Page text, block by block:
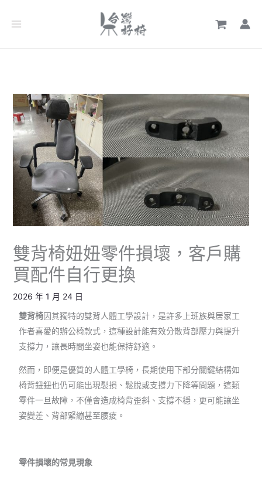
雙背椅妞妞零件損壞，客戶購
買配件自行更換
2026 年 1 月 24 日
雙背椅因其獨特的雙背人體工學設計，是許多上班族與居家工
作者喜愛的辦公椅款式，這種設計能有效分散背部壓力與提升
支撐力，讓長時間坐姿也能保持舒適。
然而，即便是優質的人體工學椅，長期使用下部分關鍵結構如
椅背鈕鈕也仍可能出現裂損、鬆脫或支撐力下降等問題，這類
零件一旦故障，不僅會造成椅背歪斜、支撐不穩，更可能讓坐
姿變差、背部緊繃甚至腰痠。
零件損壞的常見現象
章